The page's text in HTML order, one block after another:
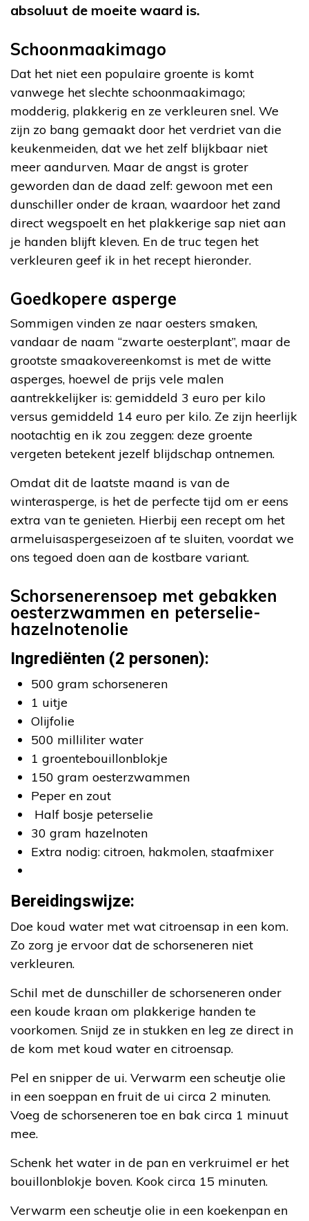
absoluut de moeite waard is.
Schoonmaakimago
Dat het niet een populaire groente is komt
vanwege het slechte schoonmaakimago;
modderig, plakkerig en ze verkleuren snel. We
zijn zo bang gemaakt door het verdriet van die
keukenmeiden, dat we het zelf blijkbaar niet
meer aandurven. Maar de angst is groter
geworden dan de daad zelf: gewoon met een
dunschiller onder de kraan, waardoor het zand
direct wegspoelt en het plakkerige sap niet aan
je handen blijft kleven. En de truc tegen het
verkleuren geef ik in het recept hieronder.
Goedkopere asperge
Sommigen vinden ze naar oesters smaken,
vandaar de naam “zwarte oesterplant”, maar de
grootste smaakovereenkomst is met de witte
asperges, hoewel de prijs vele malen
aantrekkelijker is: gemiddeld 3 euro per kilo
versus gemiddeld 14 euro per kilo. Ze zijn heerlijk
nootachtig en ik zou zeggen: deze groente
vergeten betekent jezelf blijdschap ontnemen.
Omdat dit de laatste maand is van de
winterasperge, is het de perfecte tijd om er eens
extra van te genieten. Hierbij een recept om het
armeluisaspergeseizoen af te sluiten, voordat we
ons tegoed doen aan de kostbare variant.
Schorsenerensoep met gebakken
oesterzwammen en peterselie-
hazelnotenolie
Ingrediënten (2 personen):
500 gram schorseneren
1 uitje
Olijfolie
500 milliliter water
1 groentebouillonblokje
150 gram oesterzwammen
Peper en zout
Half bosje peterselie
30 gram hazelnoten
Extra nodig: citroen, hakmolen, staafmixer
Bereidingswijze:
Doe koud water met wat citroensap in een kom.
Zo zorg je ervoor dat de schorseneren niet
verkleuren.
Schil met de dunschiller de schorseneren onder
een koude kraan om plakkerige handen te
voorkomen. Snijd ze in stukken en leg ze direct in
de kom met koud water en citroensap.
Pel en snipper de ui. Verwarm een scheutje olie
in een soeppan en fruit de ui circa 2 minuten.
Voeg de schorseneren toe en bak circa 1 minuut
mee.
Schenk het water in de pan en verkruimel er het
bouillonblokje boven. Kook circa 15 minuten.
Verwarm een scheutje olie in een koekenpan en